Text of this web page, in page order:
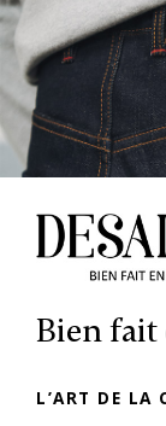
Bien fait
L’ART DE LA